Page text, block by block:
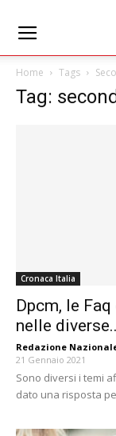
Home Tags
Tag:
Cronaca Italia
Dpcm, le
nelle
Redazione
21 Gennaio 2021
Sono diversi i temi
dato una risposta